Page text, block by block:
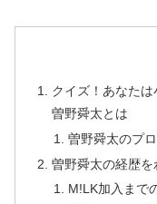
クイズ！あなた
曽野舜太とは
曽野舜太のプ
曽野舜太の経歴
M!LK加入まで